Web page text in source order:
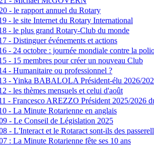
- le rapport annuel du Rotary
- le site Internet du Rotary International
- le plus grand Rotary-Club du monde
- Distinguer événements et actions
- 24 octobre : journée mondiale contre la
- 15 membres pour créer un nouveau Club
- Humanitaire ou professionnel ?
- Yinka BABALOLA Président-élu 2026/
- les thèmes mensuels et celui d'août
- Francesco AREZZO Président 2025/2026
- La Minute Rotarienne en anglais
- Le Conseil de Législation 2025
- L'Interact et le Rotaract sont-ils des
: La Minute Rotarienne fête ses 10 ans